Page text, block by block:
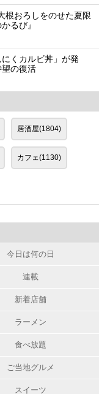
根おろしをのせた夏限
るび』
にくカルビ丼」が発
の復活
居酒屋(1804)
カフェ(1130)
今日は何の日
連載
新着店舗
ラーメン
食べ放題
ご当地グルメ
スイーツ